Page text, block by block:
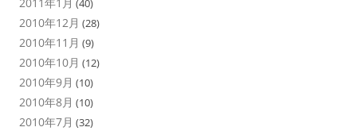
2011年1月 (40)
2010年12月 (28)
2010年11月 (9)
2010年10月 (12)
2010年9月 (10)
2010年8月 (10)
2010年7月 (32)